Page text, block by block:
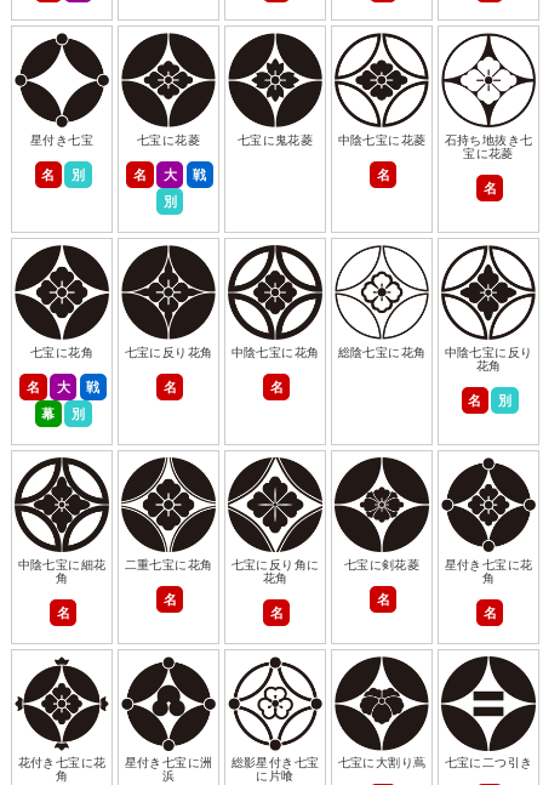
星付き七宝
名 別
七宝に花菱
名 大
戦
別
七宝に鬼花菱 中陰七宝に花菱
名
石持ち地抜き七
宝に花菱
名
七宝に花角
名 大
戦
幕
別
七宝に反り花角
名
中陰七宝に花角
名
総陰七宝に花角
中陰七宝に反り
花角
名 別
中陰七宝に細花
角
名
二重七宝に花角
名
七宝に反り角に
花角
名
七宝に剣花菱
名
星付き七宝に花
角
名
花付き七宝に花
角
星付き七宝に洲
浜
総影星付き七宝
に片喰
七宝に大割り蔦 七宝に二つ引き